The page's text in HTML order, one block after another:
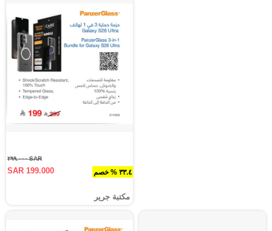
٣٣.٤ % خصم
SAR ٢٩٩.٠٠٠
SAR 199.000
مكتبة جرير